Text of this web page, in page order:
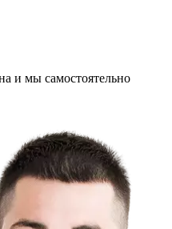
и мы самостоятельно